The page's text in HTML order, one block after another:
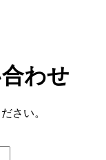
わせ
さい。